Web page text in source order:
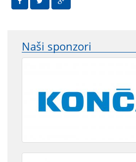
Naši sponzori